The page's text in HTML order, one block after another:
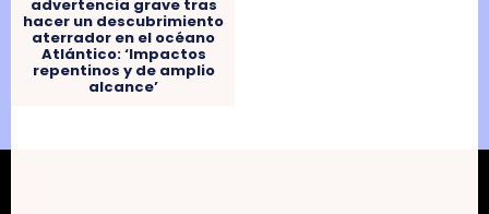
advertencia grave tras
hacer un descubrimiento
aterrador en el océano
Atlántico: ‘Impactos
repentinos y de amplio
alcance’